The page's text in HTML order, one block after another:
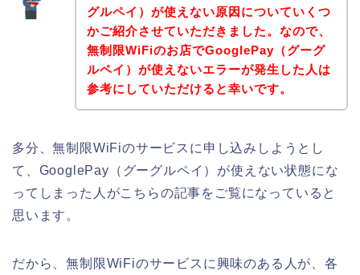
グルペイ）が使えない原因についていくつ
かご紹介させていただきました。なので、
無制限WiFiのお店でGooglePay（グーグ
ルペイ）が使えないエラーが発生した人は
参考にしていただけると幸いです。
多分、無制限WiFiのサービスに申し込みしようとし
て、GooglePay（グーグルペイ）が使えない状態にな
ってしまった人がこちらの記事をご覧になっていると
思います。
だから、無制限WiFiのサービスに興味のある人が、各